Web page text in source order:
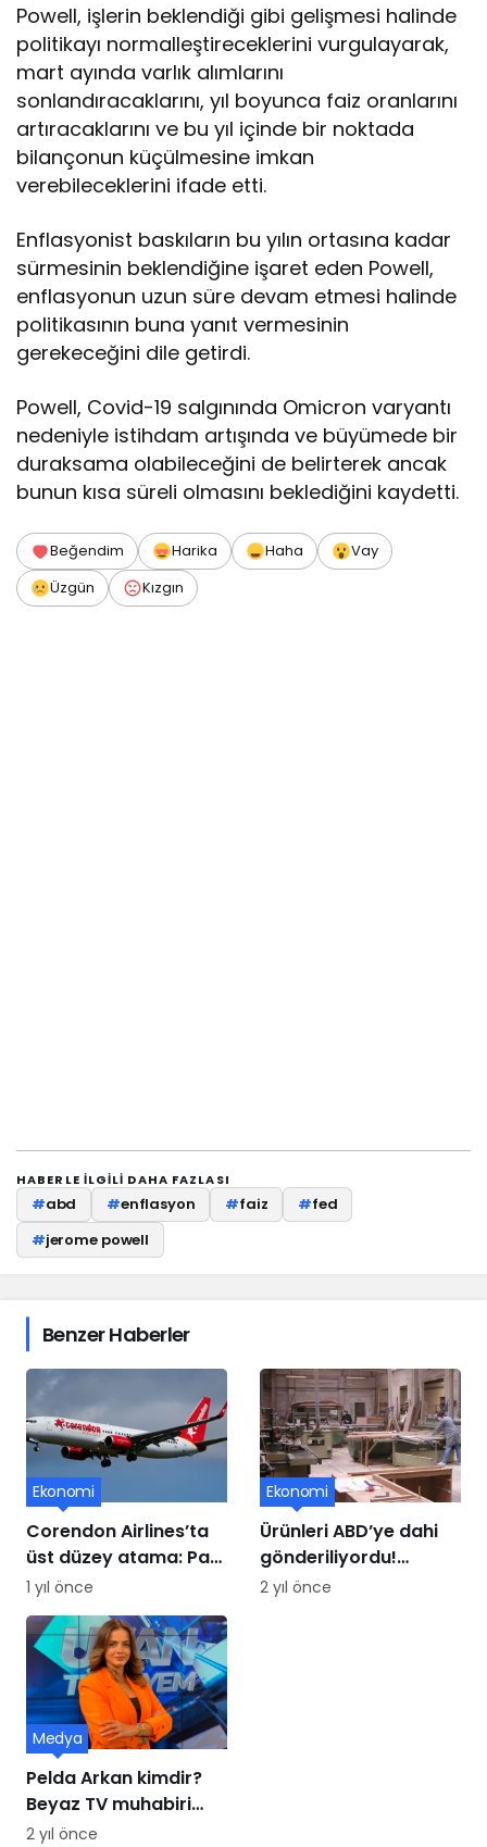
Powell, işlerin beklendiği gibi gelişmesi halinde
politikayı normalleştireceklerini vurgulayarak,
mart ayında varlık alımlarını
sonlandıracaklarını, yıl boyunca faiz oranlarını
artıracaklarını ve bu yıl içinde bir noktada
bilançonun küçülmesine imkan
verebileceklerini ifade etti.
Enflasyonist baskıların bu yılın ortasına kadar
sürmesinin beklendiğine işaret eden Powell,
enflasyonun uzun süre devam etmesi halinde
politikasının buna yanıt vermesinin
gerekeceğini dile getirdi.
Powell, Covid-19 salgınında Omicron varyantı
nedeniyle istihdam artışında ve büyümede bir
duraksama olabileceğini de belirterek ancak
bunun kısa süreli olmasını beklediğini kaydetti.
Beğendim Harika Haha
Vay
Üzgün
Kızgın
HABERLE ILGILI DAHA FAZLASI
#abd #enflasyon #faiz #fed
#jerome powell
Benzer Haberler
Corendon Airlines’ta
üst düzey atama: Paul
Schwaiger yeni CCO
oldu
Ekonomi
1 yıl önce
Ürünleri ABD’ye dahi
gönderiliyordu!
Mobilya üssü iflasın
Ekonomi
2 yıl önce
Pelda Arkan kimdir?
Beyaz TV muhabiri
Pelda Arkan kaç
Medya
2 yıl önce